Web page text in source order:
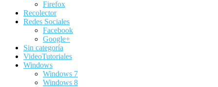
Firefox
Recolector
Redes Sociales
Facebook
Google+
Sin categoría
VideoTutoriales
Windows
Windows 7
Windows 8